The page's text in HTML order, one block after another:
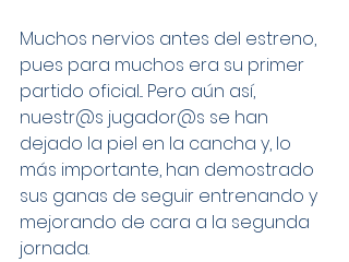
Muchos nervios antes del estreno,
pues para muchos era su primer
partido oficial... Pero aún así,
nuestr@s jugador@s se han
dejado la piel en la cancha y, lo
más importante, han demostrado
sus ganas de seguir entrenando y
mejorando de cara a la segunda
jornada.